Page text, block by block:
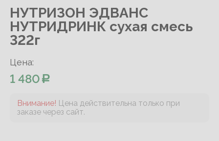
НУТРИЗОН ЭДВАНС
НУТРИДРИНК сухая смесь
322г
Цена:
1 480
Внимание! Цена действительна только при
заказе через сайт.